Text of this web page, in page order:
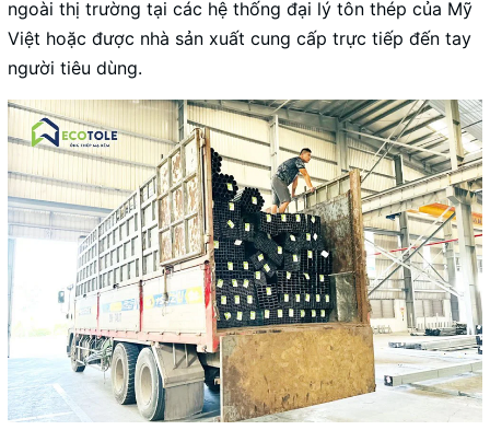
ngoài thị trường tại các hệ thống đại lý tôn thép của Mỹ
Việt hoặc được nhà sản xuất cung cấp trực tiếp đến tay
người tiêu dùng.